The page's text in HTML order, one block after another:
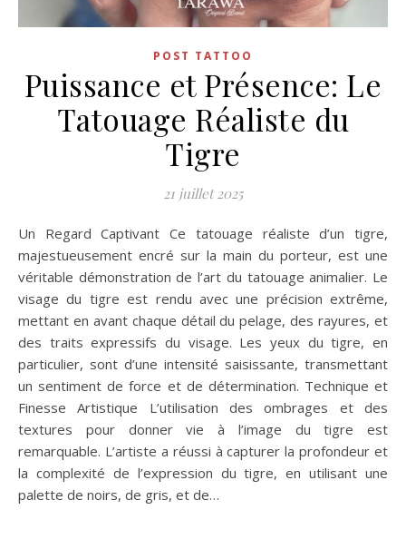
POST TATTOO
Puissance et Présence: Le
Tatouage Réaliste du
Tigre
21 juillet 2025
Un Regard Captivant Ce tatouage réaliste d’un tigre,
majestueusement encré sur la main du porteur, est une
véritable démonstration de l’art du tatouage animalier. Le
visage du tigre est rendu avec une précision extrême,
mettant en avant chaque détail du pelage, des rayures, et
des traits expressifs du visage. Les yeux du tigre, en
particulier, sont d’une intensité saisissante, transmettant
un sentiment de force et de détermination. Technique et
Finesse Artistique L’utilisation des ombrages et des
textures pour donner vie à l’image du tigre est
remarquable. L’artiste a réussi à capturer la profondeur et
la complexité de l’expression du tigre, en utilisant une
palette de noirs, de gris, et de…